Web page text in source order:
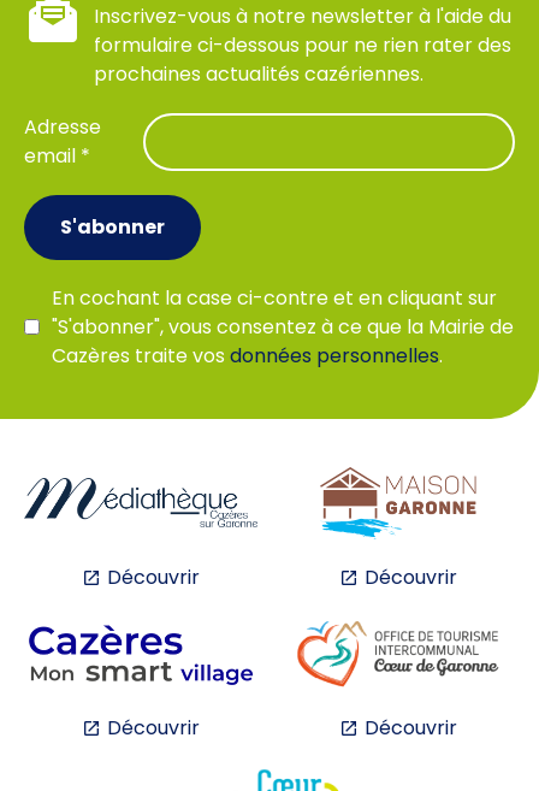
Inscrivez-vous à notre newsletter à l'aide du
formulaire ci-dessous pour ne rien rater des
prochaines actualités cazériennes.
Adresse
email *
En cochant la case ci-contre et en cliquant sur
"S'abonner", vous consentez à ce que la Mairie de
Cazères traite vosdonnées personnelles.
S'abonner
Découvrir Découvrir
Découvrir Découvrir